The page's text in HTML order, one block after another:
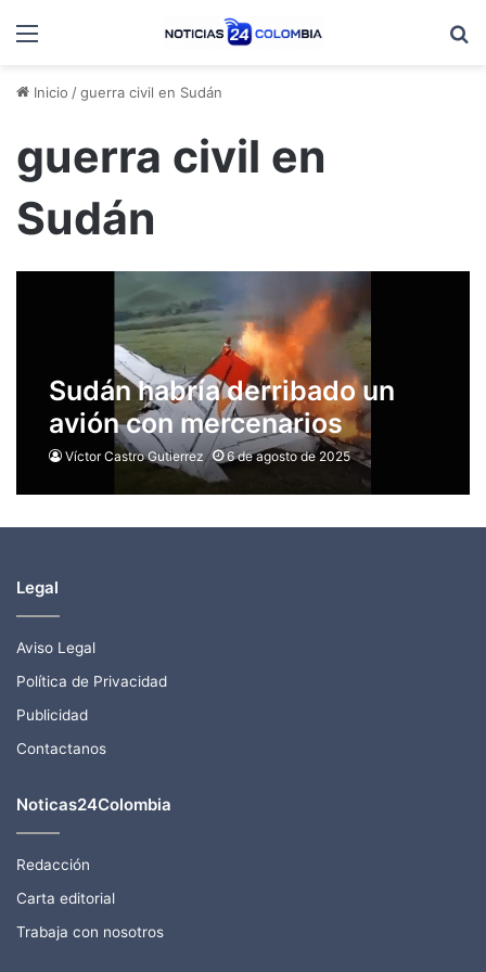
Menú
Inicio /guerra civil en Sudán
guerra civil en
Sudán
Sudán habría derribado un
avión con mercenarios
colombinos
Víctor Castro Gutierrez 6 de agosto de 2025
Legal
Aviso Legal
Política de Privacidad
Publicidad
Contactanos
Noticas24Colombia
Redacción
Carta editorial
Trabaja con nosotros